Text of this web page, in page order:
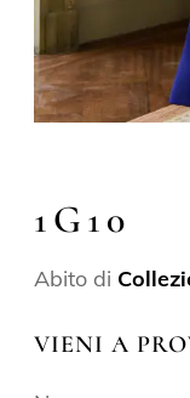
1G10
Abito di
VIENI A